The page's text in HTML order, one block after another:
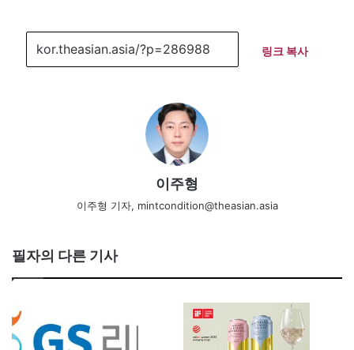
링크 복사
이주형
이주형 기자, mintcondition@theasian.asia
필자의 다른 기사